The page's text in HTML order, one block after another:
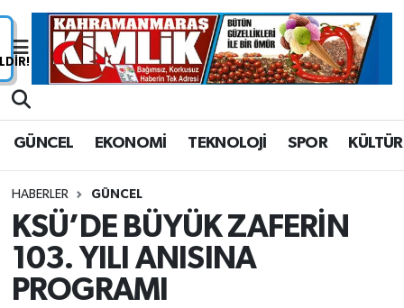
GÜNCEL EKONOMİ TEKNOLOJİ SPOR KÜLTÜR
HABERLER GÜNCEL
KSÜ’DE BÜYÜK ZAFERİN
103. YILI ANISINA
PROGRAMI
Nöbetçi Eczaneler
Trafik Durumu
Süper Lig Puan Durumu ve Fikstür
Tüm Manşetler